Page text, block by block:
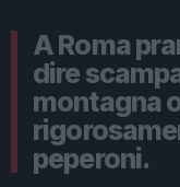
A Roma
dire
montagna
peperoni.